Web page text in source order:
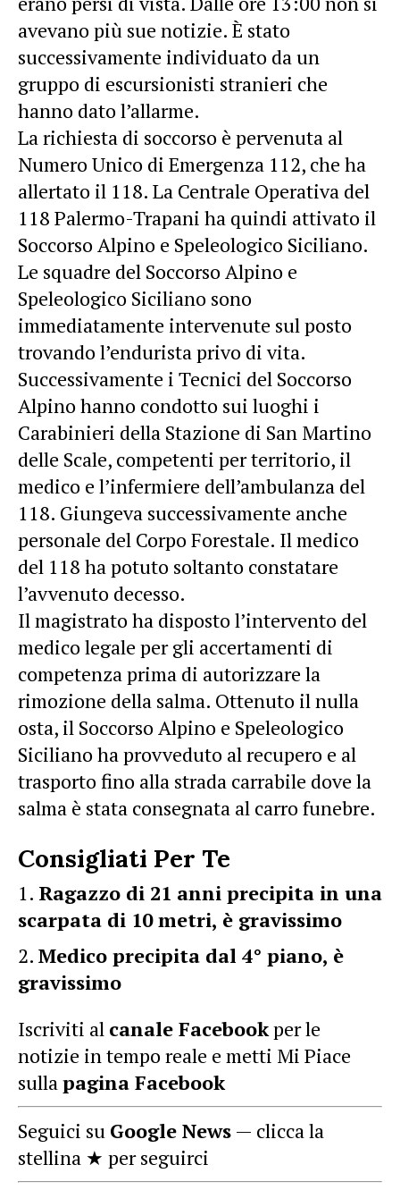
avevano più sue notizie. È stato
successivamente individuato da un
gruppo di escursionisti stranieri che
hanno dato l’allarme.
La richiesta di soccorso è pervenuta al
Numero Unico di Emergenza 112, che ha
allertato il 118. La Centrale Operativa del
118 Palermo-Trapani ha quindi attivato il
Soccorso Alpino e Speleologico Siciliano.
Le squadre del Soccorso Alpino e
Speleologico Siciliano sono
immediatamente intervenute sul posto
trovando l’endurista privo di vita.
Successivamente i Tecnici del Soccorso
Alpino hanno condotto sui luoghi i
Carabinieri della Stazione di San Martino
delle Scale, competenti per territorio, il
medico e l’infermiere dell’ambulanza del
118. Giungeva successivamente anche
personale del Corpo Forestale. Il medico
del 118 ha potuto soltanto constatare
l’avvenuto decesso.
Il magistrato ha disposto l’intervento del
medico legale per gli accertamenti di
competenza prima di autorizzare la
rimozione della salma. Ottenuto il nulla
osta, il Soccorso Alpino e Speleologico
Siciliano ha provveduto al recupero e al
trasporto fino alla strada carrabile dove la
salma è stata consegnata al carro funebre.
Consigliati Per Te
Ragazzo di 21 anni precipita in una
scarpata di 10 metri, è gravissimo
Medico precipita dal 4° piano, è
gravissimo
Iscriviti al canale Facebookper le
notizie in tempo reale e metti Mi Piace
sullapagina Facebook
Seguici su Google News — clicca la
stellina ★ per seguirci